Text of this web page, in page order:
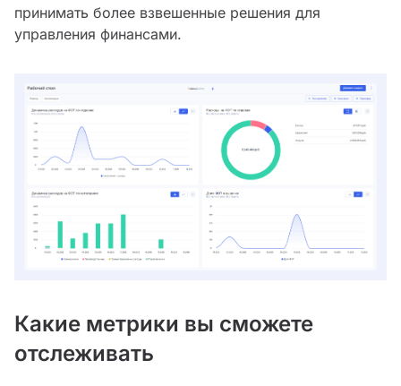
принимать более взвешенные решения для
управления финансами.
Какие метрики вы сможете
отслеживать